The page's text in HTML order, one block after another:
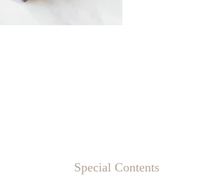
Special Contents